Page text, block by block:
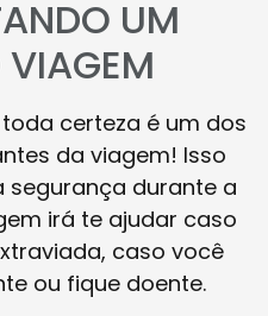
UM
VIAGEM
certeza é um dos
da viagem! Isso
segurança durante a
irá te ajudar caso
caso você
ou fique doente.